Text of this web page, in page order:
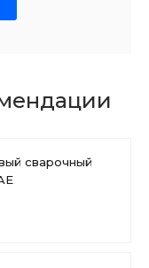
сварочный